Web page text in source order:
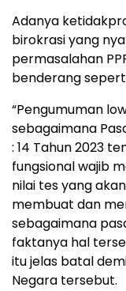
Adanya
birokrasi yang
permasalahan
benderang
“Pengumuman
sebagaimana
: 14 Tahun 2023
fungsional wajib
nilai tes yang
membuat dan
sebagaimana
faktanya hal
itu jelas batal
Negara tersebut.